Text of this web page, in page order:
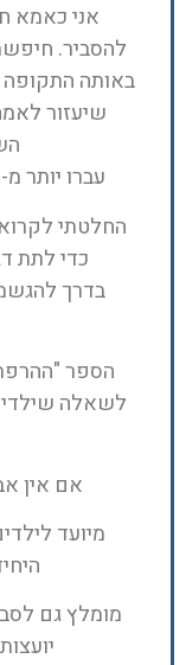
אני כאמא
להסביר.
באותה
שיעזור
עברו יותר מ- 10 שנים והתפניתי לכתוב אותו.
החלטתי
כדי לתת
בדרך
הספר
לשאלה
אם אין
מיועד
מומלץ גם